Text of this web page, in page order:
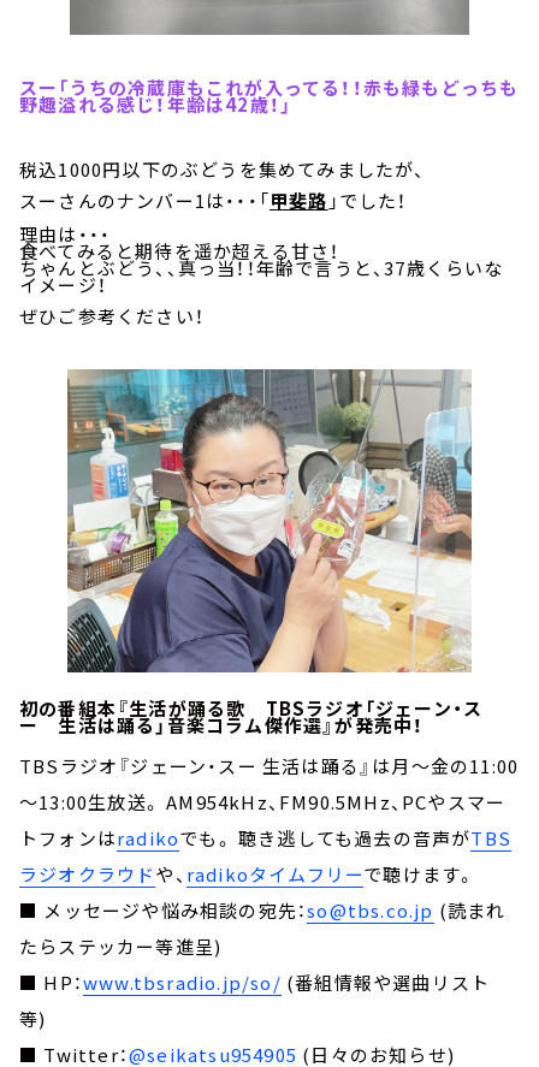
スー「うちの冷蔵庫もこれが入ってる！！赤も緑もどっちも
野趣溢れる感じ！年齢は42歳！」
税込1000円以下のぶどうを集めてみましたが、
スーさんのナンバー1は・・・「甲斐路 」でした！
理由は・・・
食べてみると期待を遥か超える甘さ！
ちゃんとぶどう、、真っ当！！年齢で言うと、37歳くらいな
イメージ！
ぜひご参考ください！
初の番組本『生活が踊る歌 TBSラジオ「ジェーン・ス
ー 生活は踊る」音楽コラム傑作選』が発売中！
TBSラジオ『ジェーン・スー 生活は踊る』は月～金の11:00
～13:00生放送。 AM954kHz、FM90.5MHz、PCやスマー
トフォンはradikoでも。 聴き逃しても過去の音声がTBS
ラジオクラウドや、 radikoタイムフリーで聴けます。
■ メッセージや悩み相談の宛先：so@tbs.co.jp (読まれ
たらステッカー等進呈)
■ HP：www.tbsradio.jp/so/ (番組情報や選曲リスト
等)
■ Twitter：@seikatsu954905 (日々のお知らせ)